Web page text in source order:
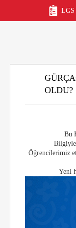
LGS
OLDU?
Bu
Bilgiyle
Öğrencilerimiz
Yeni